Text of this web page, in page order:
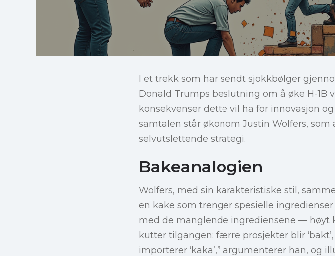
I et trekk som har sendt sjokkbølger
Donald Trumps beslutning om å øke H-
konsekvenser dette vil ha for innovasjon
samtalen står økonom Justin Wolfers,
selvutslettende strategi.
Bakeanalogien
Wolfers, med sin karakteristiske stil,
en kake som trenger spesielle ingredienser
med de manglende ingrediensene — høyt
kutter tilgangen: færre prosjekter blir
importerer ‘kaka’,” argumenterer han, og